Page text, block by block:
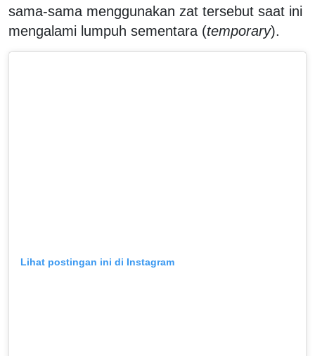
sama-sama menggunakan zat tersebut saat ini
mengalami lumpuh sementara (temporary).
Lihat postingan ini di Instagram